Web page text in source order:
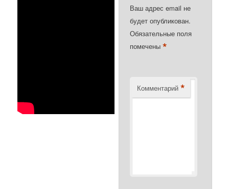
Ваш адрес email не
будет опубликован.
Обязательные поля
помечены*
Комментарий *